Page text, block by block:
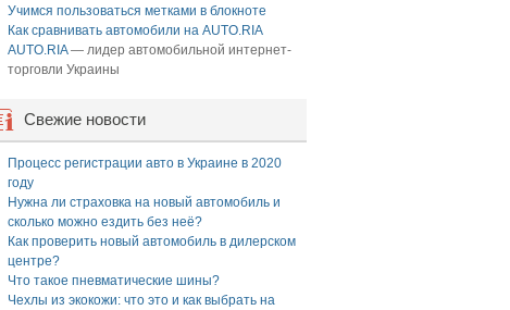
Учимся пользоваться метками в блокноте
Как сравнивать автомобили на AUTO.RIA
AUTO.RIA— лидер автомобильной интернет-
торговли Украины
Свежие новости
Процесс регистрации авто в Украине в 2020
году
Нужна ли страховка на новый автомобиль и
сколько можно ездить без неё?
Как проверить новый автомобиль в дилерском
центре?
Что такое пневматические шины?
Чехлы из экокожи: что это и как выбрать на